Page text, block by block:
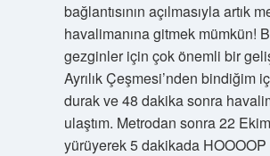
bağlantısının açılmasıyla artık
havalimanına gitmek mümkün!
gezginler için çok önemli bir
Ayrılık Çeşmesi’nden bindiğim
durak ve 48 dakika sonra
ulaştım. Metrodan sonra 22
yürüyerek 5 dakikada HOOOOP